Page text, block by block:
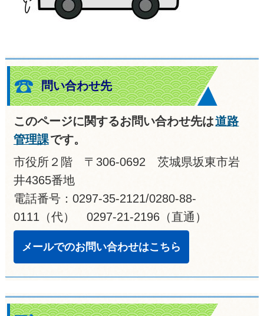
問い合わせ先
このページに関するお問い合わせ先は道路
管理課です。
市役所２階 〒306-0692 茨城県坂東市岩
井4365番地
電話番号：0297-35-2121/0280-88-
0111（代） 0297-21-2196（直通）
メールでのお問い合わせはこちら